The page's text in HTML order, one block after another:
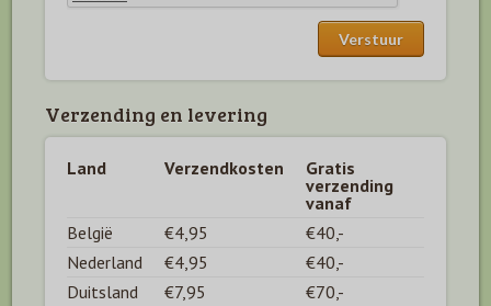
Verzending en levering
Land Verzendkosten
Gratis
verzending
vanaf
België
€4,95
€40,-
Nederland
€4,95
€40,-
Duitsland
€7,95
€70,-